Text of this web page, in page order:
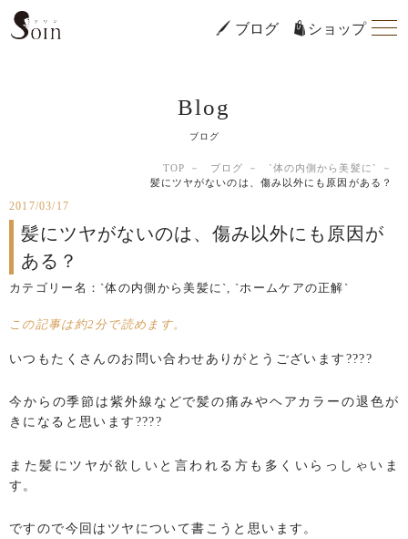
ブログ ショップ
Blog
ブログ
TOP ブログ
`体の内側から美髪に`
髪にツヤがないのは、傷み以外にも原因がある？
2017/03/17
髪にツヤがないのは、傷み以外にも原因が
ある？
カテゴリー名： `体の内側から美髪に`, `ホームケアの正解`
この記事は約2分で読めます。
いつもたくさんのお問い合わせありがとうございます????
今からの季節は紫外線などで髪の痛みやヘアカラーの退色が
きになると思います????
また髪にツヤが欲しいと言われる方も多くいらっしゃいま
す。
ですので今回はツヤについて書こうと思います。